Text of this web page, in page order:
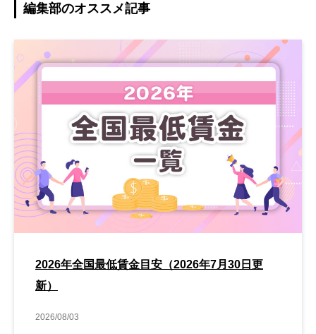
編集部のオススメ記事
2026年全国最低賃金目安（2026年7月30日更
新）
2026/08/03